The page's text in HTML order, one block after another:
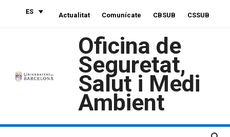
ES Actualitat Comunícate CBSUB CSSUB
Oficina de
Seguretat,
Salut i Medi
Ambient